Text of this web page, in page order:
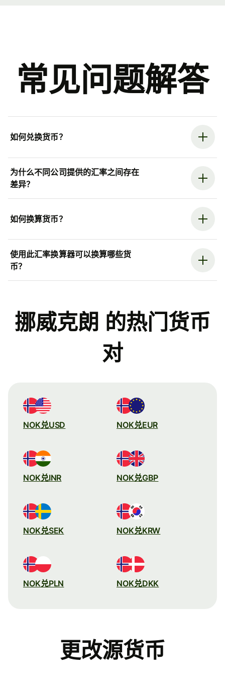
常见问题解答
如何兑换货币？
为什么不同公司提供的汇率之间存在
差异？
如何换算货币？
使用此汇率换算器可以换算哪些货
币？
挪威克朗 的热门货币
对
NOK兑USD NOK兑EUR
NOK兑INR NOK兑GBP
NOK兑SEK NOK兑KRW
NOK兑PLN NOK兑DKK
更改源货币